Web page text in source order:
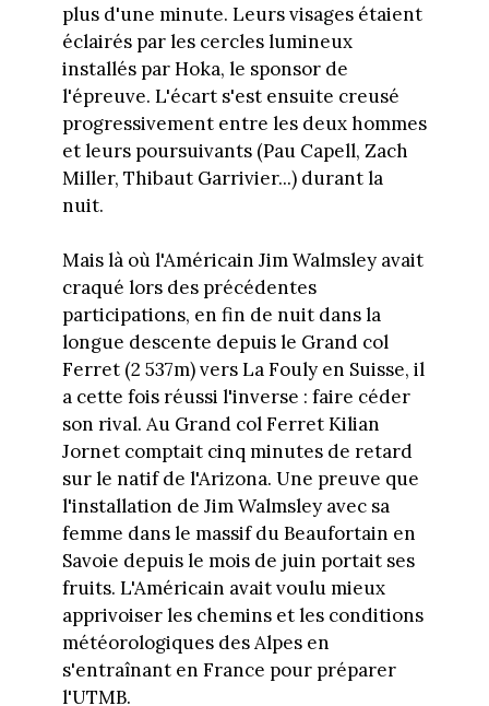
plus d'une minute. Leurs visages étaient
éclairés par les cercles lumineux
installés par Hoka, le sponsor de
l'épreuve. L'écart s'est ensuite creusé
progressivement entre les deux hommes
et leurs poursuivants (Pau Capell, Zach
Miller, Thibaut Garrivier...) durant la
nuit.
Mais là où l'Américain Jim Walmsley avait
craqué lors des précédentes
participations, en fin de nuit dans la
longue descente depuis le Grand col
Ferret (2 537m) vers La Fouly en Suisse, il
a cette fois réussi l'inverse : faire céder
son rival. Au Grand col Ferret Kilian
Jornet comptait cinq minutes de retard
sur le natif de l'Arizona. Une preuve que
l'installation de Jim Walmsley avec sa
femme dans le massif du Beaufortain en
Savoie depuis le mois de juin portait ses
fruits. L'Américain avait voulu mieux
apprivoiser les chemins et les conditions
météorologiques des Alpes en
s'entraînant en France pour préparer
l'UTMB.